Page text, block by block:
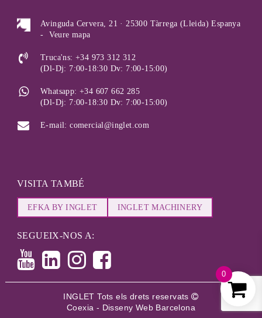
Avinguda Cervera, 21 · 25300 Tàrrega (Lleida) Espanya
-
Veure mapa
Truca'ns: +34 973 312 312
(Dl-Dj: 7:00-18:30 Dv: 7:00-15:00)
Whatsapp: +34 607 662 285
(Dl-Dj: 7:00-18:30 Dv: 7:00-15:00)
E-mail: comercial@inglet.com
VISITA TAMBÉ
EFKA BY INGLET INGLET MACHINERY
SEGUEIX-NOS A:
INGLET Tots els drets reservats
Coexia - Disseny Web Barcelona
0